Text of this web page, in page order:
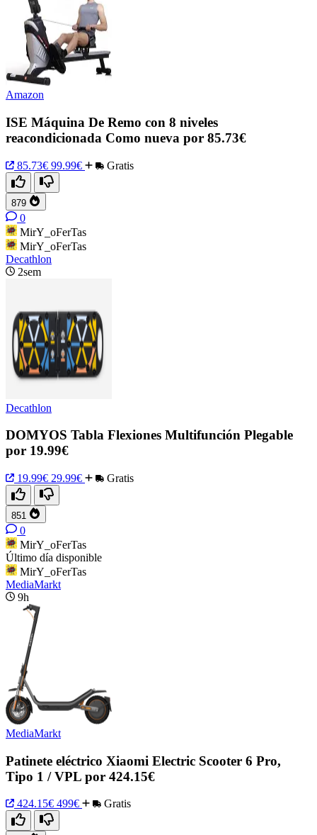
Amazon
ISE Máquina De Remo con 8 niveles
reacondicionada Como nueva por 85.73€
85.73€ 99.99€ Gratis
879
0
MirY_oFerTas
MirY_oFerTas
Decathlon
2sem
Decathlon
DOMYOS Tabla Flexiones Multifunción Plegable
por 19.99€
19.99€ 29.99€ Gratis
851
0
MirY_oFerTas
Último día disponible
MirY_oFerTas
MediaMarkt
9h
MediaMarkt
Patinete eléctrico Xiaomi Electric Scooter 6 Pro,
Tipo 1 / VPL por 424.15€
424.15€ 499€ Gratis